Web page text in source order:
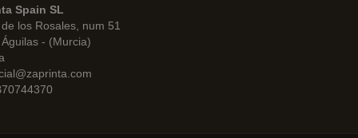
Spain SL
los Rosales, num 51
- (Murcia)